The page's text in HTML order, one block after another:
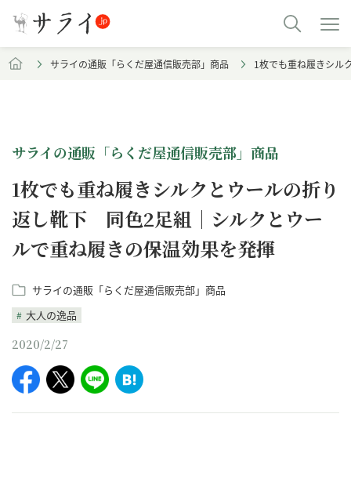
サライの通販「らくだ屋通信販売部」商品 1枚でも重ね履きシル
サライの通販「らくだ屋通信販売部」商品
1枚でも重ね履きシルクとウールの折り
返し靴下 同色2足組｜シルクとウー
ルで重ね履きの保温効果を発揮
サライの通販「らくだ屋通信販売部」商品
大人の逸品
2020/2/27